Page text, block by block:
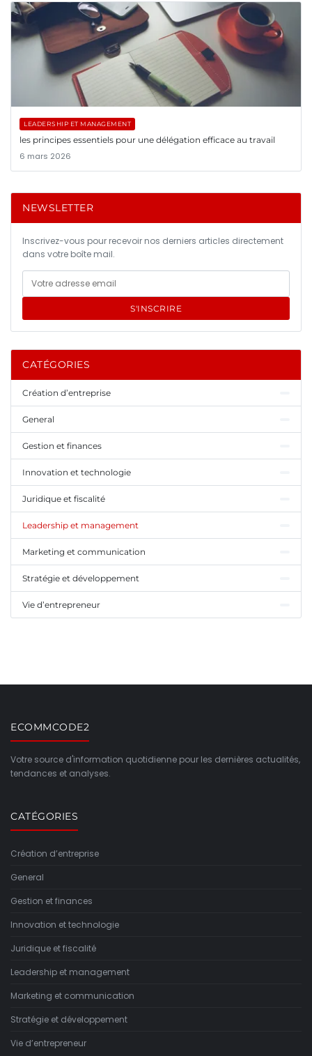
LEADERSHIP ET MANAGEMENT
les principes essentiels pour une délégation efficace au travail
6 mars 2026
NEWSLETTER
Inscrivez-vous pour recevoir nos derniers articles directement
dans votre boîte mail.
S'INSCRIRE
CATÉGORIES
Création d’entreprise
General
Gestion et finances
Innovation et technologie
Juridique et fiscalité
Leadership et management
Marketing et communication
Stratégie et développement
Vie d’entrepreneur
ECOMMCODE2
Votre source d'information quotidienne pour les dernières actualités,
tendances et analyses.
CATÉGORIES
Création d’entreprise
General
Gestion et finances
Innovation et technologie
Juridique et fiscalité
Leadership et management
Marketing et communication
Stratégie et développement
Vie d’entrepreneur